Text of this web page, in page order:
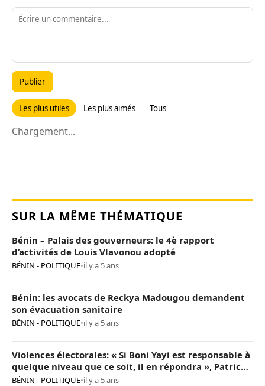
Publier
Les plus utiles Les plus aimés Tous
Chargement...
SUR LA MÊME THÉMATIQUE
Bénin – Palais des gouverneurs: le 4è rapport
d’activités de Louis Vlavonou adopté
BÉNIN - POLITIQUE•il y a 5 ans
Bénin: les avocats de Reckya Madougou demandent
son évacuation sanitaire
BÉNIN - POLITIQUE•il y a 5 ans
Violences électorales: « Si Boni Yayi est responsable à
quelque niveau que ce soit, il en répondra », Patrice
Talon
BÉNIN - POLITIQUE•il y a 5 ans